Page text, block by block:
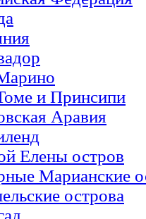
и Принсипи
Аравия
Елены остров
Марианские
острова